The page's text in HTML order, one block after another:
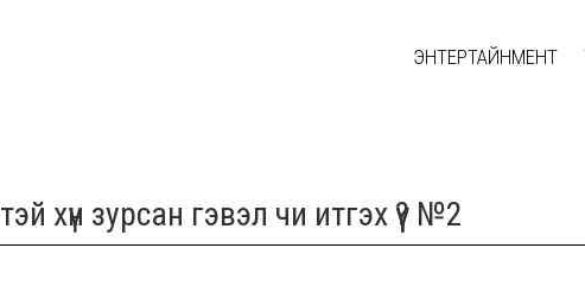
ЭНТЕРТАЙНМЕНТ
хүн зурсан гэвэл чи итгэх үү? №2